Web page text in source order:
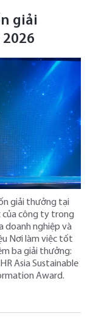
giải
giải thưởng tại
của công ty trong
doanh nghiệp và
Nơi làm việc tốt
ba giải thưởng:
Asia Sustainable
Award.